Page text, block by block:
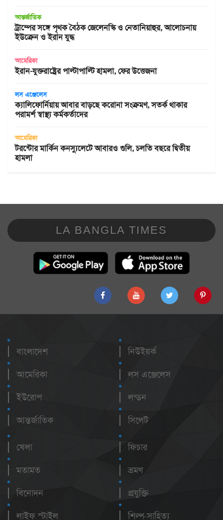
আন্তর্জাতিক
ট্রাম্পের সঙ্গে পৃথক বৈঠক জেলেনস্কি ও নেতানিয়াহুর, আলোচনায়
ইউক্রেন ও ইরান যুদ্ধ
আমেরিকা
ইরান-যুক্তরাষ্ট্রের পাল্টাপাল্টি হামলা, ফের উত্তেজনা
লস এঞ্জেলেস
ক্যালিফোর্নিয়ায় আবার বাড়ছে করোনা সংক্রমণ, সতর্ক থাকার
পরামর্শ স্বাস্থ্য কর্মকর্তাদের
আমেরিকা
টরন্টোর মার্কিন কনস্যুলেটে আবারও গুলি, চলতি বছরে দ্বিতীয়
হামলা
LA BANGLA TIMES
বাংলাদেশ
আমেরিকা
ইউরোপ
আন্তর্জাতিক
নিউইয়র্ক
লস এঞ্জেলেস
লন্ডন
সিলেট
খেলা
মতামত
বিনোদন
লাইফ স্টাইল
ফিচার
ভ্রমণ
প্রযুক্তি
শিল্প-সাহিত্য